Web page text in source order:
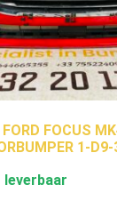
FORD FOCUS
1-
leverbaar